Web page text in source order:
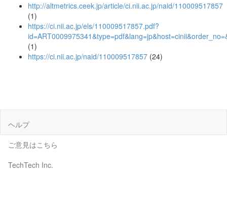
http://altmetrics.ceek.jp/article/ci.nii.ac.jp/naid/110009517857
(1)
https://ci.nii.ac.jp/els/110009517857.pdf?
(1)
https://ci.nii.ac.jp/naid/110009517857 (24)
ヘルプ
ご意見はこちら
TechTech Inc.